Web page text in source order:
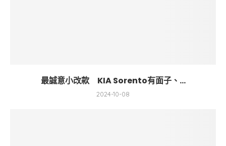
最誠意小改款 KIA Sorento有面子、...
2024-10-08